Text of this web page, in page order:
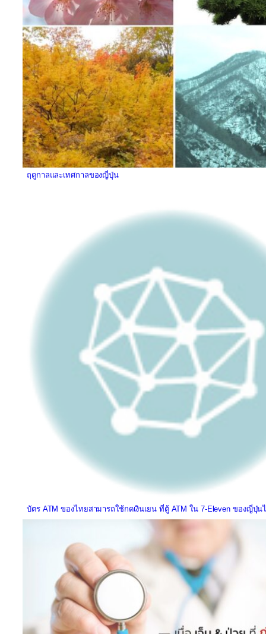
ฤดูกาลและเทศกาลของญี่ปุ่น
บัตร ATM ของไทยสามารถใช้กดเงินเยน ที่ตู้ ATM ใน 7-Eleven ของญี่ปุ่น